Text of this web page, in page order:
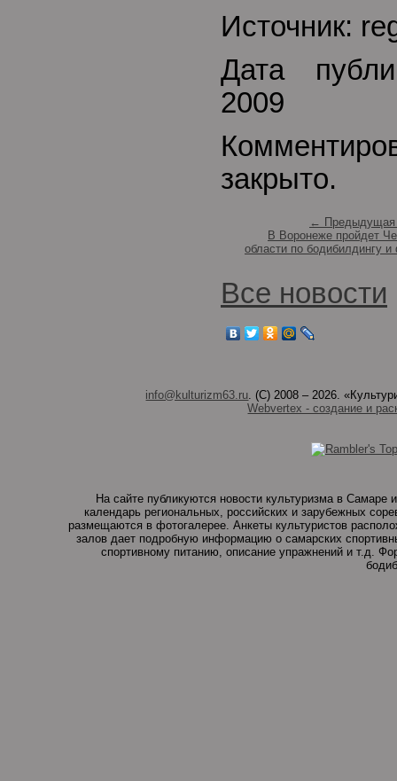
Источник:
Дата
2009
закрыто.
← Предыдущая
В Воронеже пройдет
области по бодибилдингу и
Все новости
info@kulturizm63.ru. (C) 2008 – 2026.
Webvertex - создание и
На сайте публикуются новости культуризма в
календарь региональных, российских и зарубежных
размещаются в фотогалерее. Анкеты культуристов
залов дает подробную информацию о самарских
спортивному питанию, описание упражнений и т.д.